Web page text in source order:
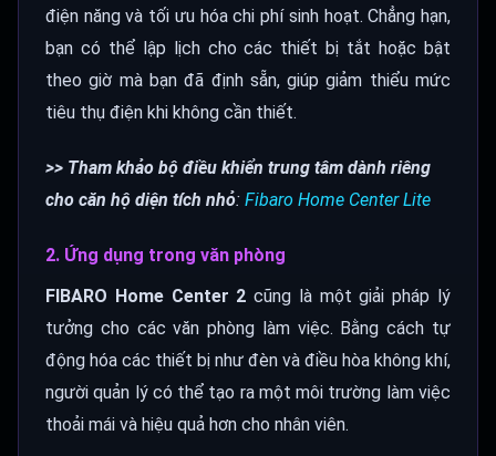
điện năng và tối ưu hóa chi phí sinh hoạt. Chẳng hạn,
bạn có thể lập lịch cho các thiết bị tắt hoặc bật
theo giờ mà bạn đã định sẵn, giúp giảm thiểu mức
tiêu thụ điện khi không cần thiết.
>> Tham khảo bộ điều khiển trung tâm dành riêng
cho căn hộ diện tích nhỏ: Fibaro Home Center Lite
2. Ứng dụng trong văn phòng
FIBARO Home Center 2 cũng là một giải pháp lý
tưởng cho các văn phòng làm việc. Bằng cách tự
động hóa các thiết bị như đèn và điều hòa không khí,
người quản lý có thể tạo ra một môi trường làm việc
thoải mái và hiệu quả hơn cho nhân viên.